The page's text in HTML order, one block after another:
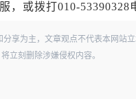
，或拨打010-53390328
享为主，文章观点不代表本网站立
立刻删除涉嫌侵权内容。